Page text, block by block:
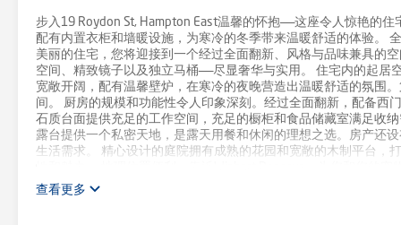
步入19 Roydon St, Hampton East温馨的怀抱——这座令人惊艳的
配有内置衣柜和墙暖设施，为寒冷的冬季带来温暖舒适的体验。
美丽的住宅，您将迎接到一个经过全面翻新、风格与品味兼具的
空间、精致镜子以及独立马桶——尽显奢华与实用。 住宅内的起
宽敞开阔，配有温馨壁炉，在寒冷的夜晚营造出温暖舒适的氛围
间。 厨房的规模和功能性令人印象深刻。经过全面翻新，配备
石质台面提供充足的工作空间，充足的橱柜和食品储藏室满足收
露台提供一个私密天地，是露天用餐和休闲的理想之选。房产还
生活需求。 精心设计的庭院拥有成熟的花园和宽敞的木制平台，
College等知名私立学校，为家庭提供优质教育资源。 总之，19
查看更多